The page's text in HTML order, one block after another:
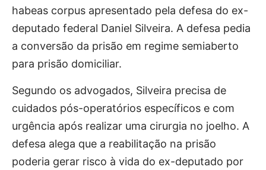
habeas corpus apresentado pela defesa do ex-
deputado federal Daniel Silveira. A defesa pedia
a conversão da prisão em regime semiaberto
para prisão domiciliar.
Segundo os advogados, Silveira precisa de
cuidados pós-operatórios específicos e com
urgência após realizar uma cirurgia no joelho. A
defesa alega que a reabilitação na prisão
poderia gerar risco à vida do ex-deputado por